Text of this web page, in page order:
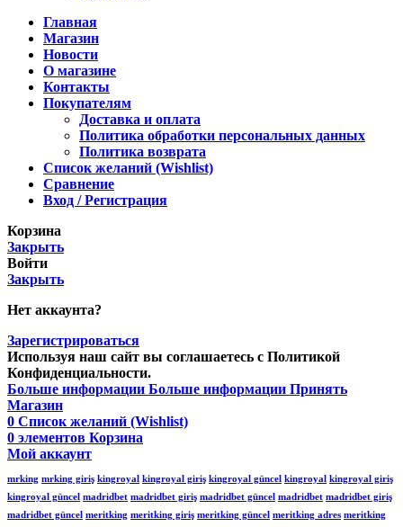
Главная
Магазин
Новости
О магазине
Контакты
Покупателям
Доставка и оплата
Политика обработки персональных данных
Политика возврата
Список желаний (Wishlist)
Сравнение
Вход / Регистрация
Корзина
Закрыть
Войти
Закрыть
Нет аккаунта?
Зарегистрироваться
Используя наш сайт вы соглашаетесь с Политикой
Конфиденциальности.
Больше информации Больше информации Принять
Магазин
0 Список желаний (Wishlist)
0 элементов Корзина
Мой аккаунт
mrking mrking giriş kingroyal kingroyal giriş kingroyal güncel kingroyal kingroyal giriş
kingroyal güncel madridbet madridbet giriş madridbet güncel madridbet madridbet giriş
madridbet güncel meritking meritking giriş meritking güncel meritking adres meritking